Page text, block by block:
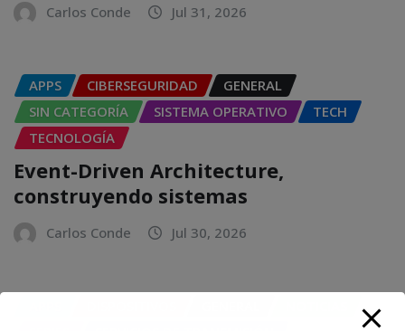
Carlos Conde Jul 31, 2026
APPS CIBERSEGURIDAD
GENERAL
SIN CATEGORÍA
SISTEMA OPERATIVO
TECH
TECNOLOGÍA
Event-Driven Architecture,
construyendo sistemas
Carlos Conde Jul 30, 2026